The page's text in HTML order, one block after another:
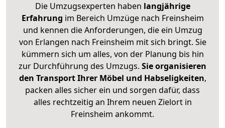
Die Umzugsexperten haben langjährige
Erfahrung im Bereich Umzüge nach Freinsheim
und kennen die Anforderungen, die ein Umzug
von Erlangen nach Freinsheim mit sich bringt. Sie
kümmern sich um alles, von der Planung bis hin
zur Durchführung des Umzugs. Sie organisieren
den Transport Ihrer Möbel und Habseligkeiten,
packen alles sicher ein und sorgen dafür, dass
alles rechtzeitig an Ihrem neuen Zielort in
Freinsheim ankommt.